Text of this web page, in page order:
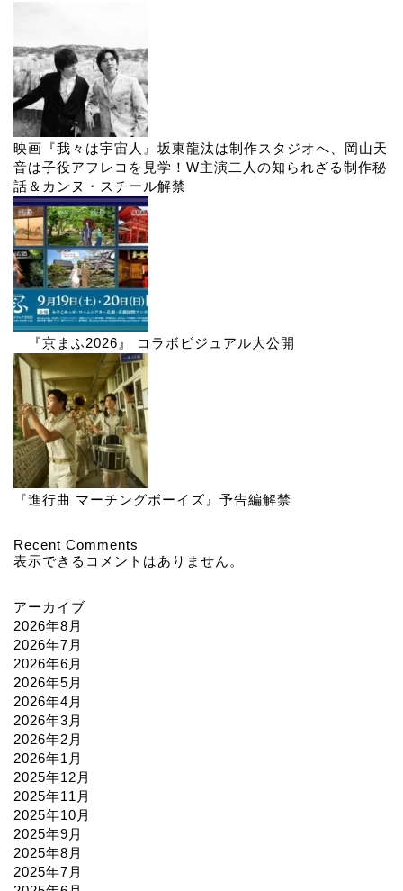
映画『我々は宇宙人』坂東龍汰は制作スタジオへ、岡山天
音は子役アフレコを見学！W主演二人の知られざる制作秘
話＆カンヌ・スチール解禁
『京まふ2026』 コラボビジュアル大公開
『進行曲 マーチングボーイズ』予告編解禁
Recent Comments
表示できるコメントはありません。
アーカイブ
2026年8月
2026年7月
2026年6月
2026年5月
2026年4月
2026年3月
2026年2月
2026年1月
2025年12月
2025年11月
2025年10月
2025年9月
2025年8月
2025年7月